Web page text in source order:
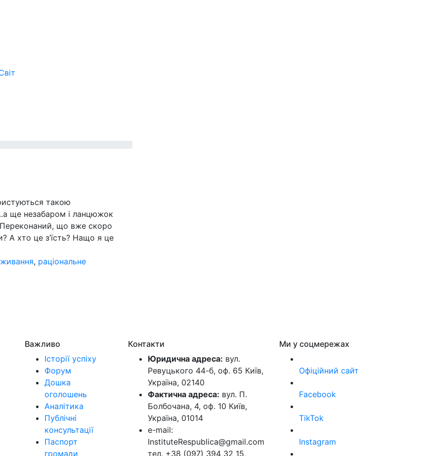
такою
ще незабаром і ланцюжок
що вже скоро
А хто це з’їсть? Нащо я це
, раціональне
Важливо
Історії успіху
Форум
Дошка
оголошень
Аналітика
Публічні
консультації
Паспорт
громади
Контакти
Юридична адреса: вул.
Ревуцького 44-б, оф. 65 Київ,
Україна, 02140
Фактична адреса: вул. П.
Болбочана, 4, оф. 10 Київ,
Україна, 01014
e-mail:
InstituteRespublica@gmail.com
тел. +38 (097) 394 32 15,
Ми у соцмережах
Офіційний сайт
Facebook
TikTok
Instagram